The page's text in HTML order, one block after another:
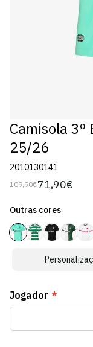
Camisola
25/26
2010130141
Preço
109,90€
Preço
venda
71,90€
Outras cores
Jogador *